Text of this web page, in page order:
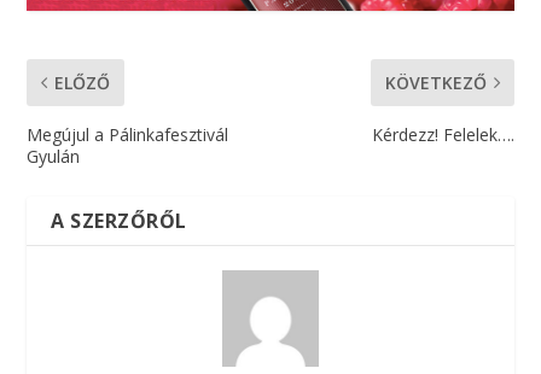
ELŐZŐ
Megújul a Pálinkafesztivál
Gyulán
KÖVETKEZŐ
Kérdezz! Felelek….
A SZERZŐRŐL